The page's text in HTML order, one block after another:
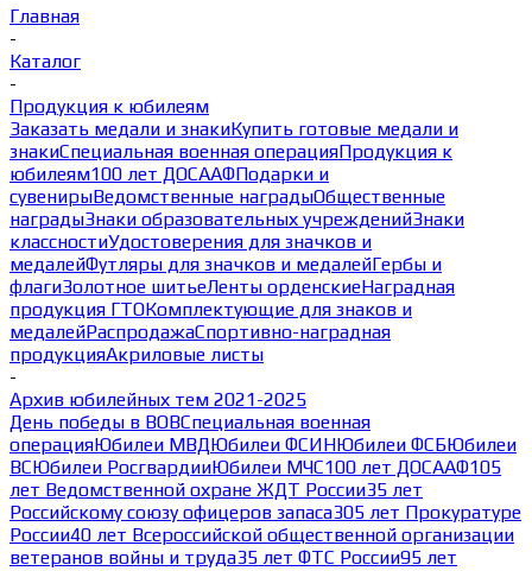
Главная
-
Каталог
-
Продукция к юбилеям
Заказать медали и знакиКупить готовые медали и
знакиСпециальная военная операцияПродукция к
юбилеям100 лет ДОСААФПодарки и
сувенирыВедомственные наградыОбщественные
наградыЗнаки образовательных учрежденийЗнаки
классностиУдостоверения для значков и
медалейФутляры для значков и медалейГербы и
флагиЗолотное шитьеЛенты орденскиеНаградная
продукция ГТОКомплектующие для знаков и
медалейРаспродажаСпортивно-наградная
продукцияАкриловые листы
-
Архив юбилейных тем 2021-2025
День победы в ВОВСпециальная военная
операцияЮбилеи МВДЮбилеи ФСИНЮбилеи ФСБЮбилеи
ВСЮбилеи РосгвардииЮбилеи МЧС100 лет ДОСААФ105
лет Ведомственной охране ЖДТ России35 лет
Российскому союзу офицеров запаса305 лет Прокуратуре
России40 лет Всероссийской общественной организации
ветеранов войны и труда35 лет ФТС России95 лет